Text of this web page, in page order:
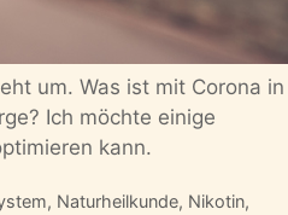
um. Was ist mit Corona
Ich möchte einige
kann.
, Naturheilkunde, Nikotin,